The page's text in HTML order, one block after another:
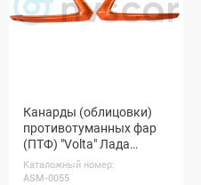
Канарды (облицовки)
противотуманных фар
(ПТФ) "Volta" Лада
Гранта (окрашенные)
Каталожный номер:
ASM-0055